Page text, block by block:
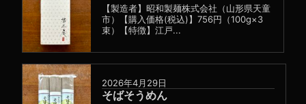
【製造者】昭和製麺株式会社（山形県天童
市）【購入価格(税込)】756円（100g×3
束）【特徴】江戸...
2026年4月29日
そばそうめん